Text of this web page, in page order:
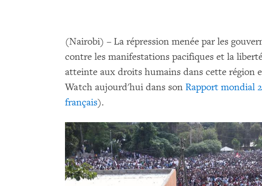
(Nairobi) – La répression menée par les
contre les manifestations pacifiques et la
atteinte aux droits humains dans cette région
Watch aujourd'hui dans son Rapport mondial
français).